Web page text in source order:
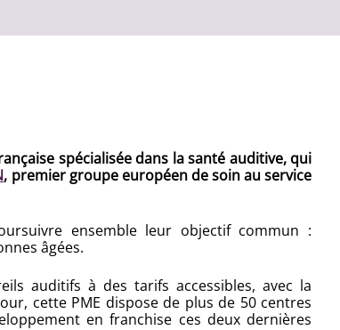
spécialisée dans la santé auditive, qui
, premier groupe européen de soin au service
ensemble leur objectif commun :
âgées.
auditifs à des tarifs accessibles, avec la
cette PME dispose de plus de 50 centres
en franchise ces deux dernières